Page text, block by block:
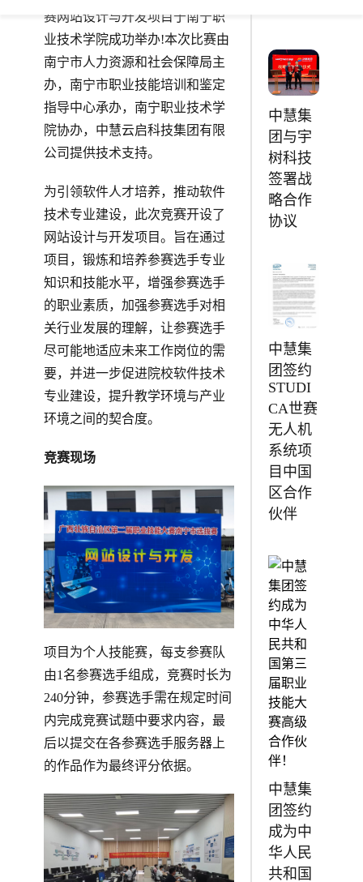
赛网站设计与开发项目于南宁职
业技术学院成功举办!本次比赛由
南宁市人力资源和社会保障局主
办，南宁市职业技能培训和鉴定
指导中心承办，南宁职业技术学
院协办，中慧云启科技集团有限
公司提供技术支持。
为引领软件人才培养，推动软件
技术专业建设，此次竞赛开设了
网站设计与开发项目。旨在通过
项目，锻炼和培养参赛选手专业
知识和技能水平，增强参赛选手
的职业素质，加强参赛选手对相
关行业发展的理解，让参赛选手
尽可能地适应未来工作岗位的需
要，并进一步促进院校软件技术
专业建设，提升教学环境与产业
环境之间的契合度。
竞赛现场
项目为个人技能赛，每支参赛队
由1名参赛选手组成，竞赛时长为
240分钟，参赛选手需在规定时间
内完成竞赛试题中要求内容，最
后以提交在各参赛选手服务器上
的作品作为最终评分依据。
中慧集
团与宇
树科技
签署战
略合作
协议
中慧集
团签约
STUDI
CA世赛
无人机
系统项
目中国
区合作
伙伴
中慧集
团签约
成为中
华人民
共和国